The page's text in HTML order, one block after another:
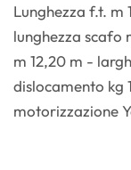
Lunghezza f.t. m
lunghezza scafo
m 12,20 m -
dislocamento kg
motorizzazione